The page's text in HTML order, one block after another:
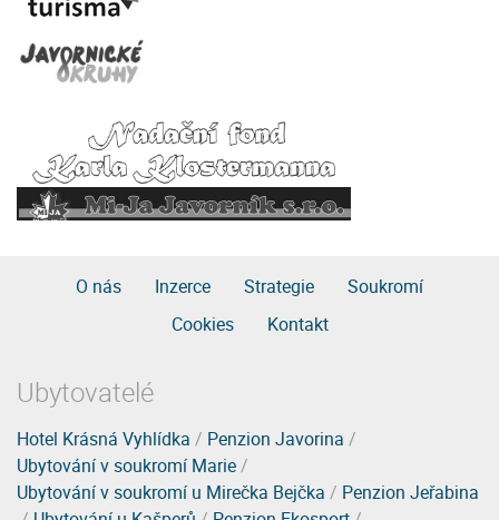
O nás Inzerce Strategie
Soukromí
Cookies
Kontakt
Ubytovatelé
Hotel Krásná Vyhlídka / Penzion Javorina /
Ubytování v soukromí Marie/
Ubytování v soukromí u Mirečka Bejčka / Penzion Jeřabina